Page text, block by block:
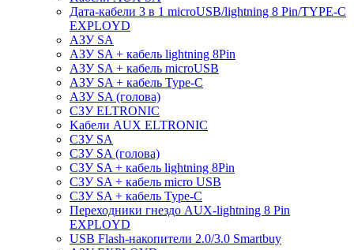
Дата-кабели 3 в 1 microUSB/lightning 8 Pin/TYPE-C
EXPLOYD
АЗУ SA
АЗУ SA + кабель lightning 8Pin
АЗУ SA + кабель microUSB
АЗУ SA + кабель Type-C
АЗУ SA (голова)
СЗУ ELTRONIC
Kабели AUX ELTRONIC
СЗУ SA
СЗУ SA (голова)
СЗУ SA + кабель lightning 8Pin
СЗУ SA + кабель micro USB
СЗУ SA + кабель Type-C
Переходники гнездо AUX-lightning 8 Pin
EXPLOYD
USB Flash-накопители 2.0/3.0 Smartbuy